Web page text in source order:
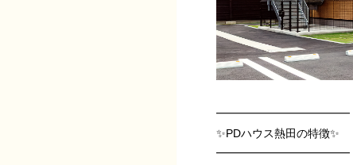
━━━━━━━━━━━━
✨️PDハウス熱田の特徴✨️
━━━━━━━━━━━━